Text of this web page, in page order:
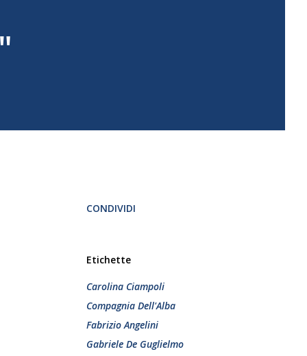
CONDIVIDI
Etichette
Carolina Ciampoli
Compagnia Dell'Alba
Fabrizio Angelini
Gabriele De Guglielmo